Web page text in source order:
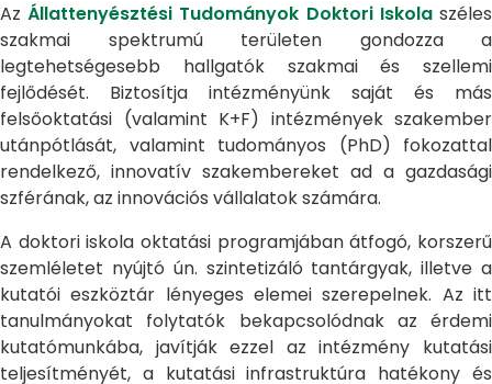
AzÁllattenyésztési Tudományok Doktori Iskolaszéles
szakmai spektrumú területen gondozza a
legtehetségesebb hallgatók szakmai és szellemi
fejlődését. Biztosítja intézményünk saját és más
felsőoktatási (valamint K+F) intézmények szakember
utánpótlását, valamint tudományos (PhD) fokozattal
rendelkező, innovatív szakembereket ad a gazdasági
szférának, az innovációs vállalatok számára.
A doktori iskola oktatási programjában átfogó, korszerű
szemléletet nyújtó ún. szintetizáló tantárgyak, illetve a
kutatói eszköztár lényeges elemei szerepelnek. Az itt
tanulmányokat folytatók bekapcsolódnak az érdemi
kutatómunkába, javítják ezzel az intézmény kutatási
teljesítményét, a kutatási infrastruktúra hatékony és